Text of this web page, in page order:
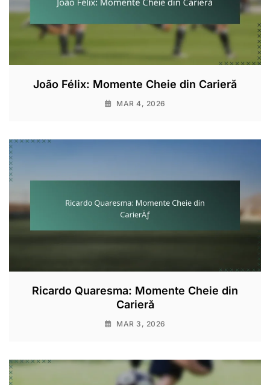
João Félix: Momente Cheie din Carieră
MAR 4, 2026
Ricardo Quaresma: Momente Cheie din
Carieră
MAR 3, 2026